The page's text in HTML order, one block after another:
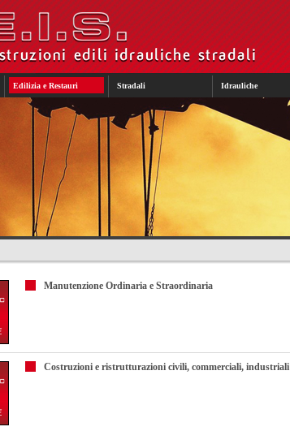
Edilizia e Restauri Stradali Idrauliche
Manutenzione Ordinaria e Straordinaria
Costruzioni e ristrutturazioni civili, commerciali, industriali